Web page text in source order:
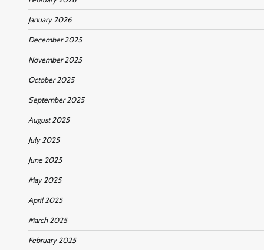
January 2026
December 2025
November 2025
October 2025
September 2025
August 2025
July 2025
June 2025
May 2025
April 2025
March 2025
February 2025